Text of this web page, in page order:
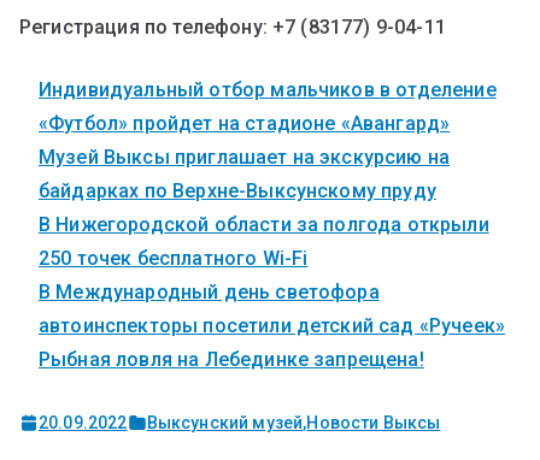
Регистрация по телефону: +7 (83177) 9-04-11
Индивидуальный отбор мальчиков в отделение
«Футбол» пройдет на стадионе «Авангард»
Музей Выксы приглашает на экскурсию на
байдарках по Верхне-Выксунскому пруду
В Нижегородской области за полгода открыли
250 точек бесплатного Wi-Fi
В Международный день светофора
автоинспекторы посетили детский сад «Ручеек»
Рыбная ловля на Лебединке запрещена!
20.09.2022 Выксунский музей,Новости Выксы